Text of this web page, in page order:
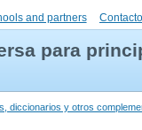
and partners Contacto
para
diccionarios y otros